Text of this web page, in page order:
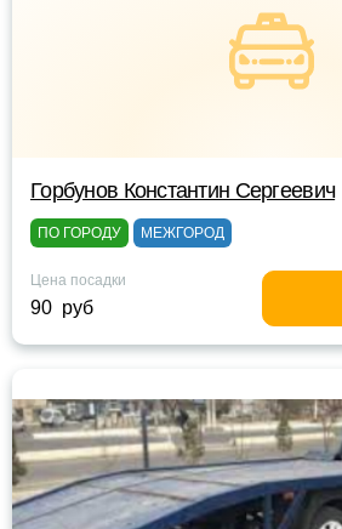
Горбунов Константин Сергеевич
ПО ГОРОДУ МЕЖГОРОД
Цена посадки
90 руб